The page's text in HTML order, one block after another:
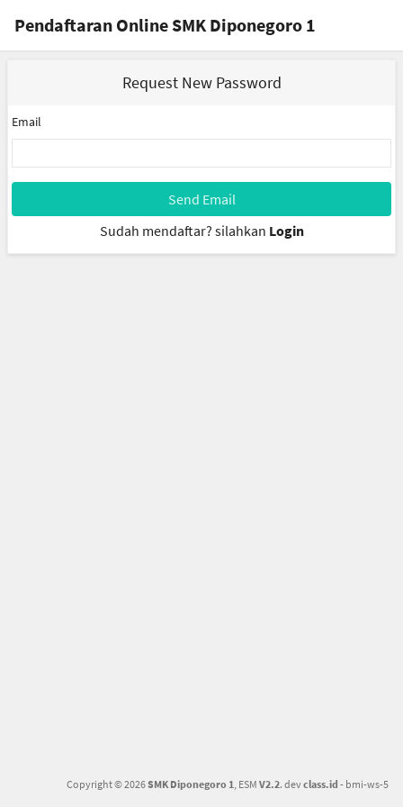
Pendaftaran Online SMK Diponegoro 1
Copyright © 2026SMK Diponegoro 1, ESM V2.2. devclass.id - bmi-ws-5
Request New Password
Email
Send Email
Sudah mendaftar? silahkan Login